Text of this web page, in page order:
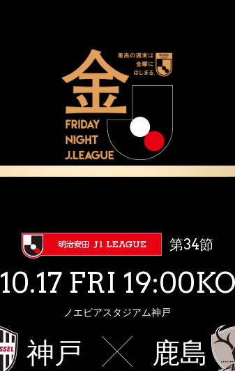
第34節
10.17 FRI 19:00KO
ノエビアスタジアム神戸
神戸 鹿島